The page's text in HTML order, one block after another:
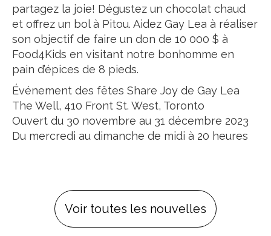
partagez la joie! Dégustez un chocolat chaud
et offrez un bol à Pitou. Aidez Gay Lea à réaliser
son objectif de faire un don de 10 000 $ à
Food4Kids en visitant notre bonhomme en
pain d’épices de 8 pieds.
Événement des fêtes Share Joy de Gay Lea
The Well, 410 Front St. West, Toronto
Ouvert du 30 novembre au 31 décembre 2023
Du mercredi au dimanche de midi à 20 heures
Voir toutes les nouvelles